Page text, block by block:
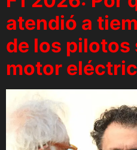
atendió a
de los pilotos
motor